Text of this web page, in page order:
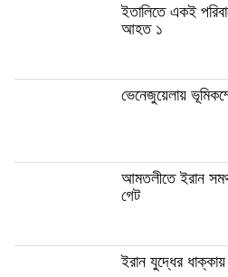
ইতালিতে একই
আহত ১
ভেনেজুয়েলায়
আমতলীতে ইরান
গেট
ইরান যুদ্ধের ধাক্কায়